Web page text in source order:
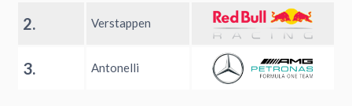
2. Verstappen
3. Antonelli